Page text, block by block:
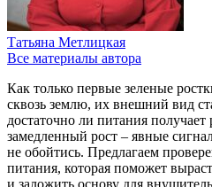
Татьяна Метлицкая
Все материалы автора
Как только первые зеленые
сквозь землю, их внешний вид
достаточно ли питания
замедленный рост – явные
не обойтись. Предлагаем
питания, которая поможет
и заложить основу для